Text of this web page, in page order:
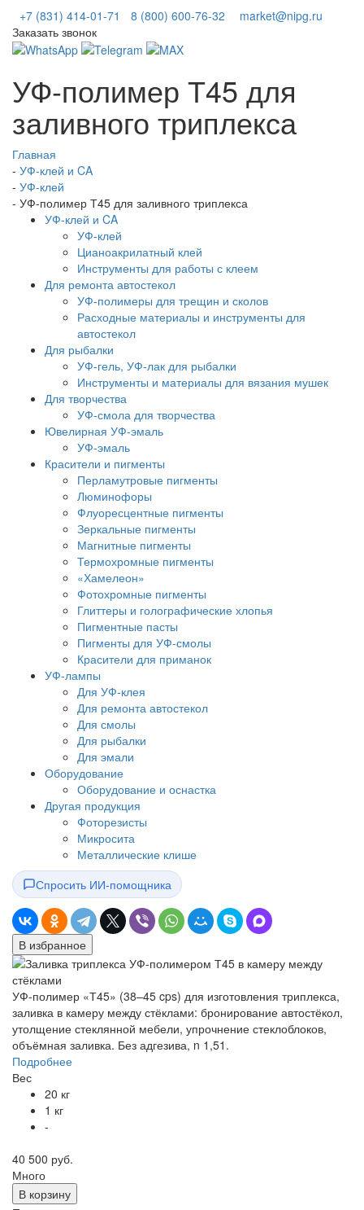
+7 (831) 414-01-71
8 (800) 600-76-32
market@nipg.ru
Заказать звонок
УФ-полимер Т45 для
заливного триплекса
Главная
- УФ-клей и CA
- УФ-клей
- УФ-полимер Т45 для заливного триплекса
УФ-клей и CA
УФ-клей
Цианоакрилатный клей
Инструменты для работы с клеем
Для ремонта автостекол
УФ-полимеры для трещин и сколов
Расходные материалы и инструменты для
автостекол
Для рыбалки
УФ-гель, УФ-лак для рыбалки
Инструменты и материалы для вязания мушек
Для творчества
УФ-смола для творчества
Ювелирная УФ-эмаль
УФ-эмаль
Красители и пигменты
Перламутровые пигменты
Люминофоры
Флуоресцентные пигменты
Зеркальные пигменты
Магнитные пигменты
Термохромные пигменты
«Хамелеон»
Фотохромные пигменты
Глиттеры и голографические хлопья
Пигментные пасты
Пигменты для УФ-смолы
Красители для приманок
УФ-лампы
Для УФ-клея
Для ремонта автостекол
Для смолы
Для рыбалки
Для эмали
Оборудование
Оборудование и оснастка
Другая продукция
Фоторезисты
Микросита
Металлические клише
Спросить ИИ-помощника
В избранное
УФ-полимер «Т45» (38–45 cps) для изготовления триплекса,
заливка в камеру между стёклами: бронирование автостёкол,
утолщение стеклянной мебели, упрочнение стеклоблоков,
объёмная заливка. Без адгезива, n 1,51.
Подробнее
Вес
20 кг
1 кг
-
40 500 руб.
Много
В корзину